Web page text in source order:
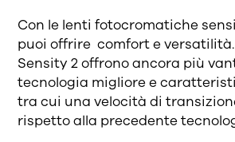
Con le lenti fotocromatiche
puoi offrire comfort e versatilità.
Sensity 2 offrono ancora più
tecnologia migliore e
tra cui una velocità di
rispetto alla precedente